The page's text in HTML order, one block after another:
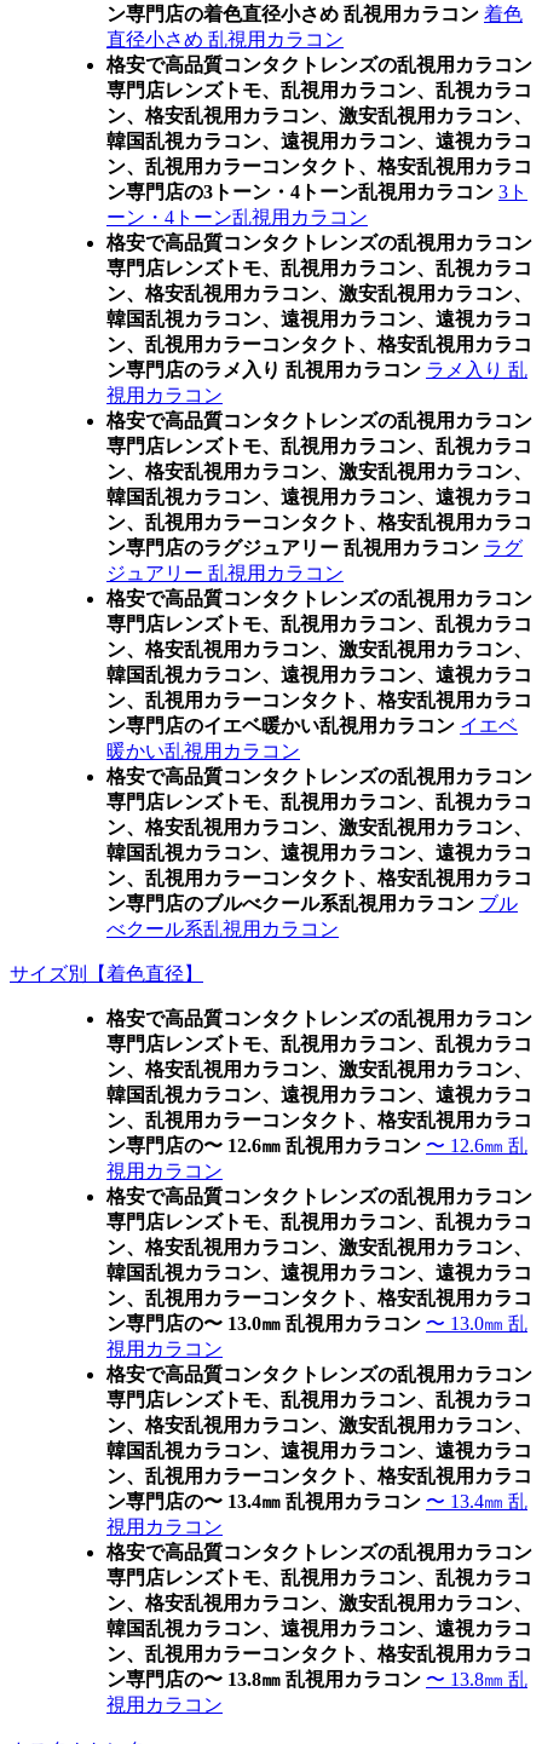
ン専門店の着色直径小さめ 乱視用カラコン 着色
直径小さめ 乱視用カラコン
格安で高品質コンタクトレンズの乱視用カラコン
専門店レンズトモ、乱視用カラコン、乱視カラコ
ン、格安乱視用カラコン、激安乱視用カラコン、
韓国乱視カラコン、遠視用カラコン、遠視カラコ
ン、乱視用カラーコンタクト、格安乱視用カラコ
ン専門店の3トーン・4トーン乱視用カラコン 3ト
ーン・4トーン乱視用カラコン
格安で高品質コンタクトレンズの乱視用カラコン
専門店レンズトモ、乱視用カラコン、乱視カラコ
ン、格安乱視用カラコン、激安乱視用カラコン、
韓国乱視カラコン、遠視用カラコン、遠視カラコ
ン、乱視用カラーコンタクト、格安乱視用カラコ
ン専門店のラメ入り 乱視用カラコン ラメ入り 乱
視用カラコン
格安で高品質コンタクトレンズの乱視用カラコン
専門店レンズトモ、乱視用カラコン、乱視カラコ
ン、格安乱視用カラコン、激安乱視用カラコン、
韓国乱視カラコン、遠視用カラコン、遠視カラコ
ン、乱視用カラーコンタクト、格安乱視用カラコ
ン専門店のラグジュアリー 乱視用カラコン ラグ
ジュアリー 乱視用カラコン
格安で高品質コンタクトレンズの乱視用カラコン
専門店レンズトモ、乱視用カラコン、乱視カラコ
ン、格安乱視用カラコン、激安乱視用カラコン、
韓国乱視カラコン、遠視用カラコン、遠視カラコ
ン、乱視用カラーコンタクト、格安乱視用カラコ
ン専門店のイエベ暖かい乱視用カラコン イエベ
暖かい乱視用カラコン
格安で高品質コンタクトレンズの乱視用カラコン
専門店レンズトモ、乱視用カラコン、乱視カラコ
ン、格安乱視用カラコン、激安乱視用カラコン、
韓国乱視カラコン、遠視用カラコン、遠視カラコ
ン、乱視用カラーコンタクト、格安乱視用カラコ
ン専門店のブルべクール系乱視用カラコン ブル
べクール系乱視用カラコン
サイズ別【着色直径】
格安で高品質コンタクトレンズの乱視用カラコン
専門店レンズトモ、乱視用カラコン、乱視カラコ
ン、格安乱視用カラコン、激安乱視用カラコン、
韓国乱視カラコン、遠視用カラコン、遠視カラコ
ン、乱視用カラーコンタクト、格安乱視用カラコ
ン専門店の〜 12.6㎜ 乱視用カラコン 〜 12.6㎜ 乱
視用カラコン
格安で高品質コンタクトレンズの乱視用カラコン
専門店レンズトモ、乱視用カラコン、乱視カラコ
ン、格安乱視用カラコン、激安乱視用カラコン、
韓国乱視カラコン、遠視用カラコン、遠視カラコ
ン、乱視用カラーコンタクト、格安乱視用カラコ
ン専門店の〜 13.0㎜ 乱視用カラコン 〜 13.0㎜ 乱
視用カラコン
格安で高品質コンタクトレンズの乱視用カラコン
専門店レンズトモ、乱視用カラコン、乱視カラコ
ン、格安乱視用カラコン、激安乱視用カラコン、
韓国乱視カラコン、遠視用カラコン、遠視カラコ
ン、乱視用カラーコンタクト、格安乱視用カラコ
ン専門店の〜 13.4㎜ 乱視用カラコン 〜 13.4㎜ 乱
視用カラコン
格安で高品質コンタクトレンズの乱視用カラコン
専門店レンズトモ、乱視用カラコン、乱視カラコ
ン、格安乱視用カラコン、激安乱視用カラコン、
韓国乱視カラコン、遠視用カラコン、遠視カラコ
ン、乱視用カラーコンタクト、格安乱視用カラコ
ン専門店の〜 13.8㎜ 乱視用カラコン 〜 13.8㎜ 乱
視用カラコン